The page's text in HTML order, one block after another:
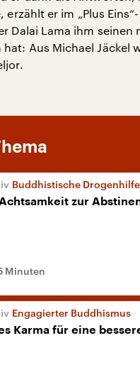
er im „Plus
Dalai Lama ihm seinen
hat: Aus Michael Jäckel
Buddhistische Drogenhilfe
zur
Minuten
Engagierter Buddhismus
Karma für eine